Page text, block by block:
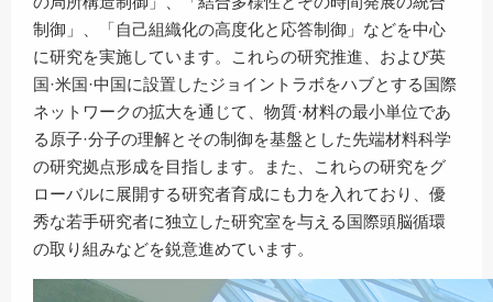
制御」、「自己組織化の高度化と応答制御」などを中心
に研究を実施しています。これらの研究推進、および英
国·米国·中国に設置したジョイントラボをハブとする国際
ネットワークの拡大を通じて、物質·材料の最小単位であ
る原子·分子の理解とその制御を基盤とした先端材料科学
の研究拠点形成を目指します。また、これらの研究をグ
ローバルに展開する研究者育成にも力を入れており、優
秀な若手研究者に独立した研究室を与える国際頭脳循環
の取り組みなどを鋭意進めています。